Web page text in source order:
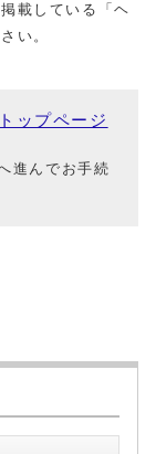
載している「ヘ
い。
ップページ
進んでお手続